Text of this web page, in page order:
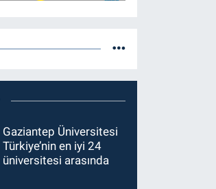
Gaziantep Üniversitesi
Türkiye’nin en iyi 24
üniversitesi arasında